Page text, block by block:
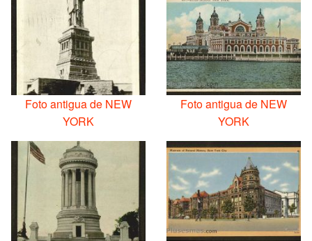
Foto antigua de NEW
YORK
Foto antigua de NEW
YORK